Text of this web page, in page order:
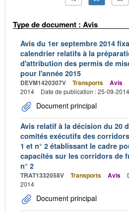
Type de document : Avis
Avis du 1er septembre 2014
calendrier relatifs à la
d'attribution des permis de
pour l'année 2015
DEVM1420307V Transports Avis
2014
Date de publication : 25-09-2014
Document principal
Avis relatif à la décision du 20
comités exécutifs des
1 et n° 2 établissant le cadre
capacités sur les corridors de
n° 2
TRAT1332058V Transports Avis
2014
Document principal